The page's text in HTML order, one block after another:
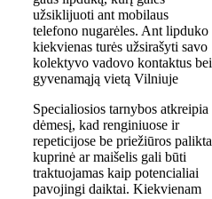
užsiklijuoti ant mobilaus
telefono nugarėles. Ant lipduko
kiekvienas turės užsirašyti savo
kolektyvo vadovo kontaktus bei
gyvenamąją vietą Vilniuje
Specialiosios tarnybos atkreipia
dėmesį, kad renginiuose ir
repeticijose be priežiūros palikta
kuprinė ar maišelis gali būti
traktuojamas kaip potencialiai
pavojingi daiktai. Kiekvienam